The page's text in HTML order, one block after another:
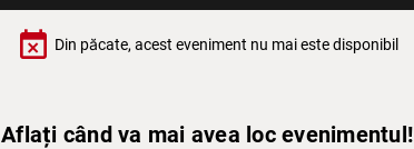
event_busy Din păcate, acest eveniment nu mai este disponibil
Aflați când va mai avea loc evenimentul!